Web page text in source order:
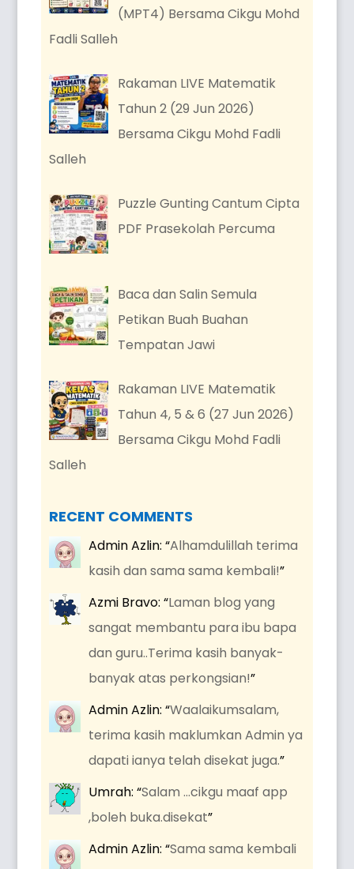
(MPT4) Bersama Cikgu Mohd
Fadli Salleh
Rakaman LIVE Matematik
Tahun 2 (29 Jun 2026)
Bersama Cikgu Mohd Fadli
Salleh
Puzzle Gunting Cantum Cipta
PDF Prasekolah Percuma
Baca dan Salin Semula
Petikan Buah Buahan
Tempatan Jawi
Rakaman LIVE Matematik
Tahun 4, 5 & 6 (27 Jun 2026)
Bersama Cikgu Mohd Fadli
Salleh
RECENT COMMENTS
Admin Azlin: “Alhamdulillah terima
kasih dan sama sama kembali!”
Azmi Bravo: “Laman blog yang
sangat membantu para ibu bapa
dan guru..Terima kasih banyak-
banyak atas perkongsian!”
Admin Azlin: “Waalaikumsalam,
terima kasih maklumkan Admin ya
dapati ianya telah disekat juga.”
Umrah: “Salam …cikgu maaf app
,boleh buka.disekat”
Admin Azlin: “Sama sama kembali